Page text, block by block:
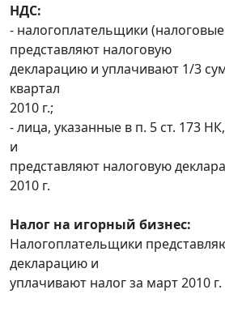
НДС:
- налогоплательщики
представляют налоговую
декларацию и уплачивают 1/3
квартал
2010 г.;
- лица, указанные в п. 5 ст. 173
и
представляют налоговую
2010 г.
Налог на игорный бизнес:
Налогоплательщики
декларацию и
уплачивают налог за март 2010 г.